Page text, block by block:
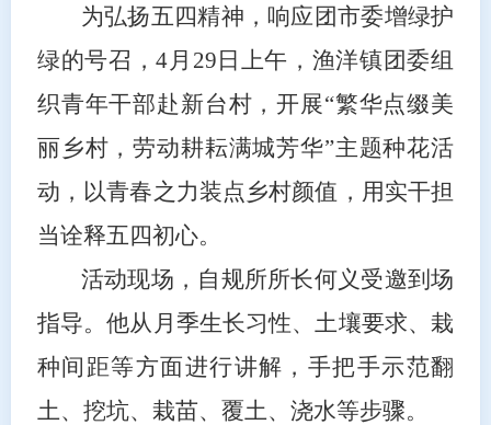
为弘扬五四精神，响应团市委增绿护
绿的号召 ，4月29日上午，渔洋镇团委组
织青年干部赴新台村，开展“繁华点缀美
丽乡村，劳动耕耘满城芳华”主题种花活
动，以青春之力装点乡村颜值，用实干担
当诠释五四初心。
活动现场，自规所所长何义受邀到场
指导。他从月季生长习性、土壤要求、栽
种间距等方面进行讲解，手把手示范翻
土、挖坑、栽苗、覆土、浇水等步骤。